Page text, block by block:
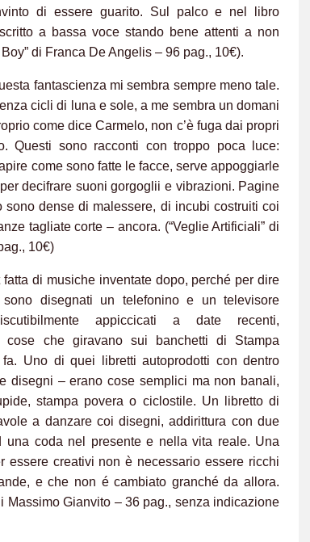
di essere guarito. Sul palco e nel libro
a bassa voce stando bene attenti a non
di Franca De Angelis – 96 pag., 10€).
fantascienza mi sembra sempre meno tale.
cicli di luna e sole, a me sembra un domani
come dice Carmelo, non c’è fuga dai propri
Questi sono racconti con troppo poca luce:
come sono fatte le facce, serve appoggiarle
decifrare suoni gorgoglii e vibrazioni. Pagine
sono dense di malessere, di incubi costruiti coi
tagliate corte – ancora. (“Veglie Artificiali” di
10€)
di musiche inventate dopo, perché per dire
disegnati un telefonino e un televisore
appiccicati a date recenti,
cose che giravano sui banchetti di Stampa
fa. Uno di quei libretti autoprodotti con dentro
disegni – erano cose semplici ma non banali,
stampa povera o ciclostile. Un libretto di
a danzare coi disegni, addirittura con due
coda nel presente e nella vita reale. Una
essere creativi non è necessario essere ricchi
e che non é cambiato granché da allora.
Massimo Gianvito – 36 pag., senza indicazione